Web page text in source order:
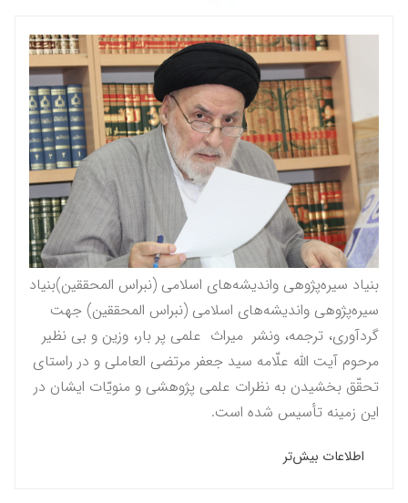
بنیاد سیره‌پژوهی واندیشه‌های اسلامی (نبراس المحققين)بنیاد
سیره‌پژوهی واندیشه‌های اسلامی (نبراس المحققين) جهت
گردآوری، ترجمه، ونشر میراث علمی پر بار، وزین و بی نظیر
مرحوم آيت الله علّامه سيد جعفر مرتضى العاملى و در راستاى
تحقّق بخشيدن به نظرات علمى پژوهشى و منویّات ايشان در
این زمینه تأسیس شده است.
اطلاعات بیش‌تر